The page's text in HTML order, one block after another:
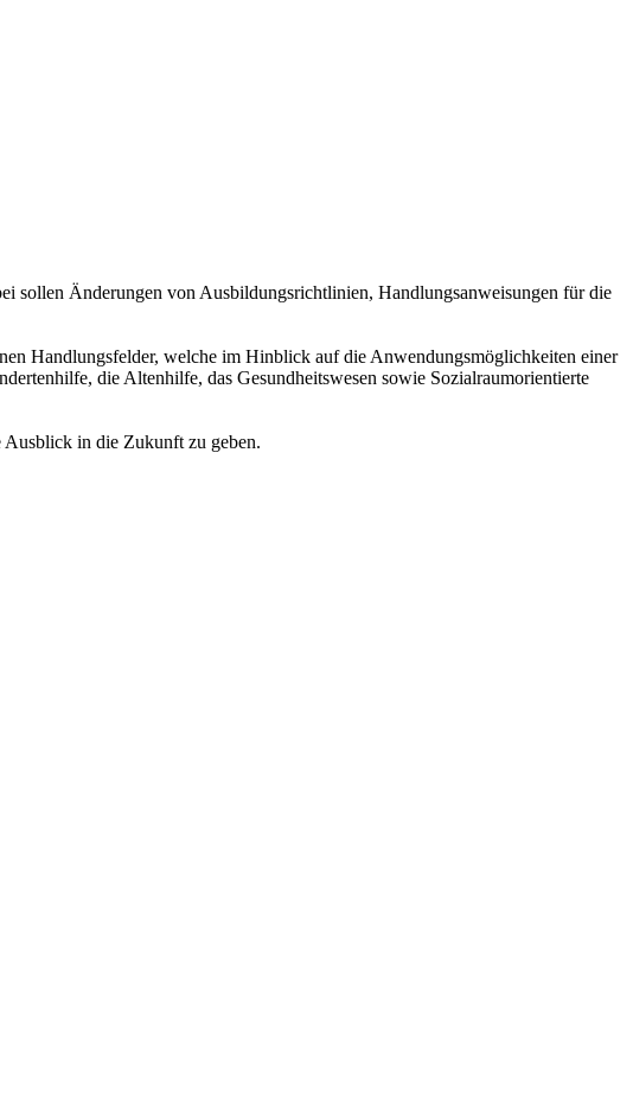
sollen Änderungen von Ausbildungsrichtlinien, Handlungsanweisungen für die
Handlungsfelder, welche im Hinblick auf die Anwendungsmöglichkeiten einer
die Altenhilfe, das Gesundheitswesen sowie Sozialraumorientierte
Ausblick in die Zukunft zu geben.